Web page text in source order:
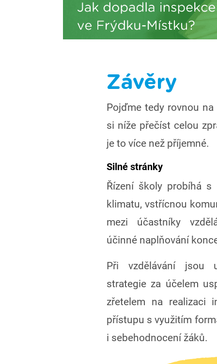
Závěry
Pojďme tedy rovnou
si níže přečíst celou
je to více než příjemné.
Silné stránky
Řízení školy probíhá s
klimatu, vstřícnou
mezi účastníky
účinné naplňování
Při vzdělávání jsou
strategie za účelem
zřetelem na realizaci
přístupu s využitím
i sebehodnocení žáků.